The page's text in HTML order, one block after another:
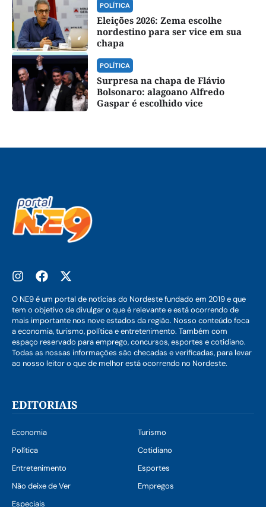
POLÍTICA
Eleições 2026: Zema escolhe
nordestino para ser vice em sua
chapa
POLÍTICA
Surpresa na chapa de Flávio
Bolsonaro: alagoano Alfredo
Gaspar é escolhido vice
O NE9 é um portal de notícias do Nordeste fundado em 2019 e que
tem o objetivo de divulgar o que é relevante e está ocorrendo de
mais importante nos nove estados da região. Nosso conteúdo foca
a economia, turismo, política e entretenimento. Também com
espaço reservado para emprego, concursos, esportes e cotidiano.
Todas as nossas informações são checadas e verificadas, para levar
ao nosso leitor o que de melhor está ocorrendo no Nordeste.
EDITORIAIS
Economia
Turismo
Política
Cotidiano
Entretenimento
Esportes
Não deixe de Ver
Empregos
Especiais